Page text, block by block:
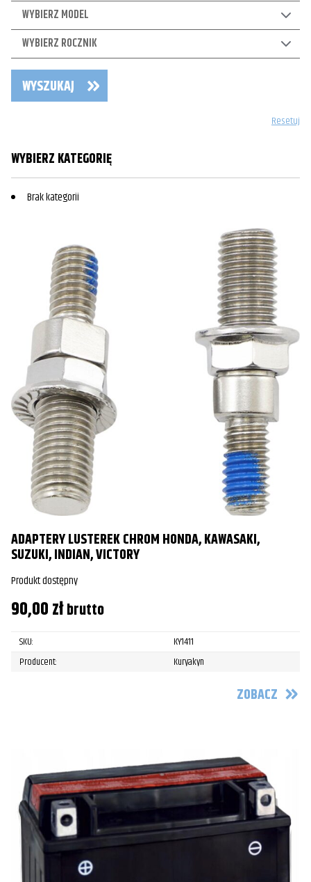
WYBIERZ MODEL
WYBIERZ ROCZNIK
WYSZUKAJ
Resetuj
WYBIERZ KATEGORIĘ
Brak kategorii
ADAPTERY LUSTEREK CHROM HONDA, KAWASAKI,
SUZUKI, INDIAN, VICTORY
Produkt dostępny
90,00złbrutto
SKU:
KY1411
Producent:
Kuryakyn
ZOBACZ